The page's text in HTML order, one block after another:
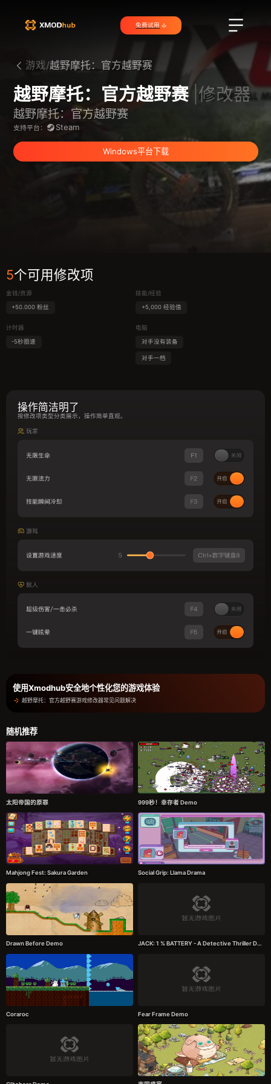
免费试用
游戏/越野摩托：官方越野赛
越野摩托：官方越野赛 |修改器
越野摩托：官方越野赛
支持平台： Steam
Windows平台下载
5个可用修改项
金钱/资源
+50.000 粉丝
计时器
-5秒圈速
技能/经验
+5,000 经验值
电脑
对手没有装备
对手一档
操作简洁明了
按修改项类型分类展示，操作简单直观。
使用Xmodhub安全地个性化您的游戏体验
越野摩托：官方越野赛游戏修改器常见问题解决
随机推荐
太阳帝国的原罪 999秒！幸存者 Demo
Mahjong Fest: Sakura Garden Social Grip: Llama Drama
Drawn Before Demo JACK: 1 % BATTERY - A Detective Thriller Demo
Coraroc Fear Frame Demo